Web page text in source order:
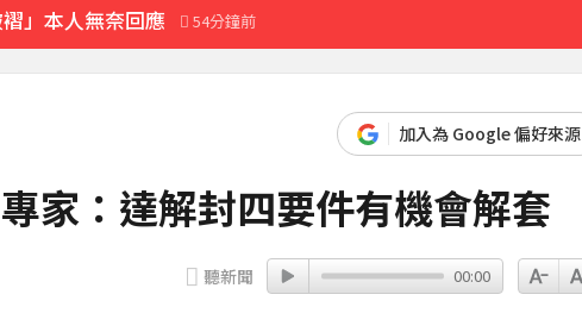
」本人無奈回應
54分鐘前
加入為 Google 偏好來源
家：達解封四要件有機會解套
聽新聞 00:00